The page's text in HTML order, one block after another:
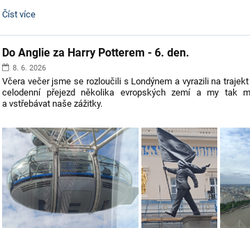
Exkurze
do
výroby
ZD
Dobruška:
Číst více
Do Anglie za Harry Potterem - 6. den.
8. 6. 2026
Včera večer jsme se rozloučili s Londýnem a vyrazili na
celodenní přejezd několika evropských zemí a my tak
a vstřebávat naše zážitky.